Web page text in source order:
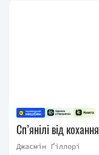
Сп’янілі від кохання
Джасмін Ґіллорі